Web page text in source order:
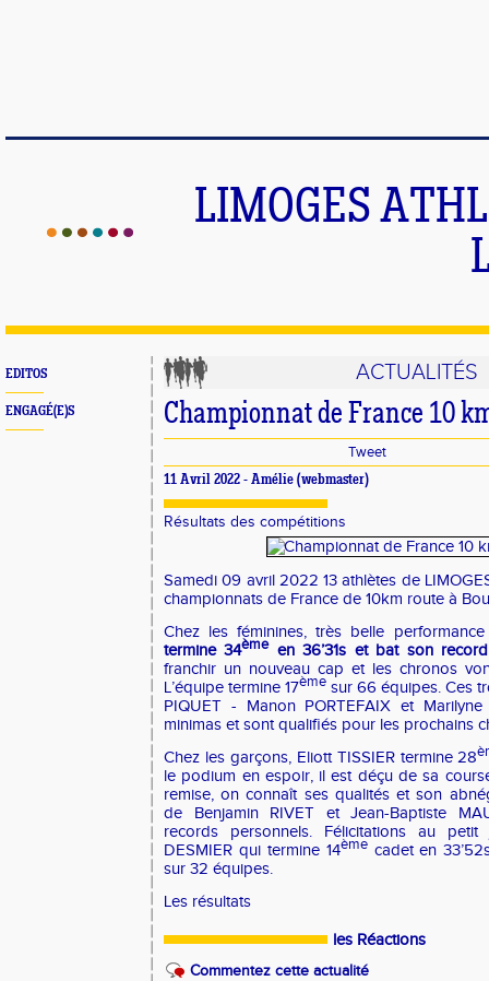
LIMOGES
EDITOS
ENGAGÉ(E)S
ACTUALITÉS
Championnat de France 10
Tweet
11 Avril 2022 - Amélie (webmaster)
Résultats des compétitions
Samedi 09 avril 2022 13 athlètes de
championnats de France de 10km route à
Chez les féminines, très belle
termine 34èmeen 36’31s et bat son
franchir un nouveau cap et les chronos
L’équipe termine 17ème sur 66 équipes. Ces
PIQUET - Manon PORTEFAIX et
minimas et sont qualifiés pour les prochains
Chez les garçons, Eliott TISSIER termine 28
le podium en espoir, il est déçu de sa
remise, on connaît ses qualités et son
de Benjamin RIVET et Jean-Baptiste
records personnels. Félicitations au
DESMIER qui termine 14èmecadet en
sur 32 équipes.
Les résultats
les Réactions
Commentez cette actualité